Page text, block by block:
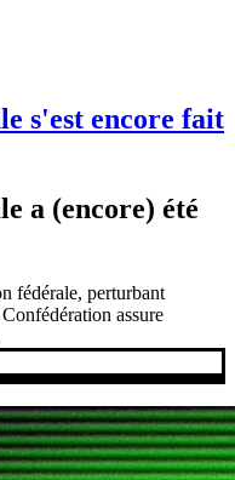
s'est encore fait
a (encore) été
fédérale, perturbant
assure